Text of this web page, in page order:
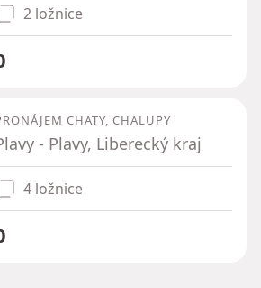
2 ložnice
CHATY, CHALUPY
- Plavy, Liberecký kraj
4 ložnice